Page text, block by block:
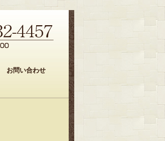
お問い合わせ